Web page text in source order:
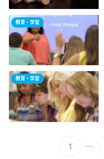
教育・学習
教育・学習
1 ...